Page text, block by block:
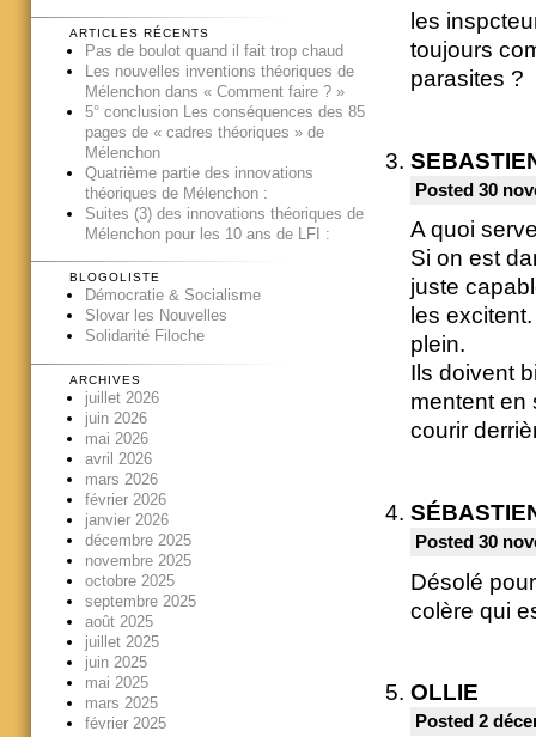
les
toujours
parasites ?
Posted 30
A quoi
Si on est
juste
les
plein.
Ils doivent
mentent en
courir
Posted 30
Désolé
colère qui
OLLIE
Posted 2
ARTICLES RÉCENTS
Pas de boulot quand il fait trop chaud
Les nouvelles inventions théoriques de
Mélenchon dans « Comment faire ? »
5° conclusion Les conséquences des 85
pages de « cadres théoriques » de
Mélenchon
Quatrième partie des innovations
théoriques de Mélenchon :
Suites (3) des innovations théoriques de
Mélenchon pour les 10 ans de LFI :
BLOGOLISTE
Démocratie & Socialisme
Slovar les Nouvelles
Solidarité Filoche
ARCHIVES
juillet 2026
juin 2026
mai 2026
avril 2026
mars 2026
février 2026
janvier 2026
décembre 2025
novembre 2025
octobre 2025
septembre 2025
août 2025
juillet 2025
juin 2025
mai 2025
mars 2025
février 2025